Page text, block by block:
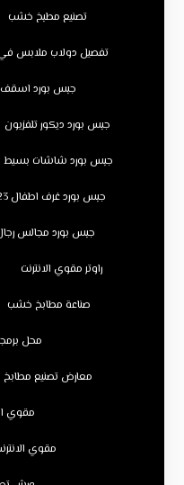
تصنيع مطبخ خشب
تفصيل دولاب ملابس في
جبس بورد اسقف
جبس بورد ديكور تلفزيون
جبس بورد شاشات بسيط
جبس بورد غرف اطفال 2023
جبس بورد مجالس
راوتر مقوي الانترنت
صناعة مطابخ خشب
محل
معارض تصنيع
مقوي
مقوي